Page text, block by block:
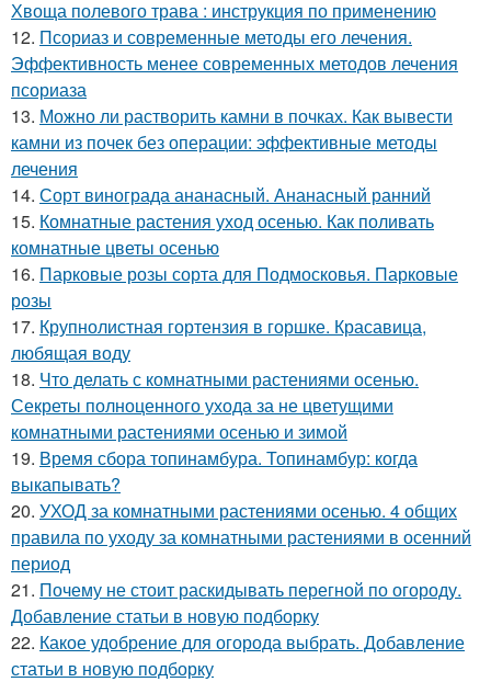
Хвоща полевого трава : инструкция по применению
12. Псориаз и современные методы его лечения.
Эффективность менее современных методов лечения
псориаза
13. Можно ли растворить камни в почках. Как вывести
камни из почек без операции: эффективные методы
лечения
14. Сорт винограда ананасный. Ананасный ранний
15. Комнатные растения уход осенью. Как поливать
комнатные цветы осенью
16. Парковые розы сорта для Подмосковья. Парковые
розы
17. Крупнолистная гортензия в горшке. Красавица,
любящая воду
18. Что делать с комнатными растениями осенью.
Секреты полноценного ухода за не цветущими
комнатными растениями осенью и зимой
19. Время сбора топинамбура. Топинамбур: когда
выкапывать?
20. УХОД за комнатными растениями осенью. 4 общих
правила по уходу за комнатными растениями в осенний
период
21. Почему не стоит раскидывать перегной по огороду.
Добавление статьи в новую подборку
22. Какое удобрение для огорода выбрать. Добавление
статьи в новую подборку